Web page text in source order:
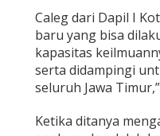
i
D
a
i
l
S
Caleg dari Dapil I
baru yang bisa
kapasitas
serta didampingi
seluruh Jawa
Ketika ditanya